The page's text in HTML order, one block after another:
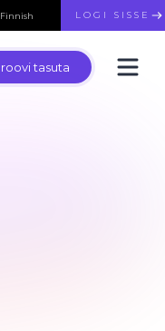
LOGI SISSE
tasuta